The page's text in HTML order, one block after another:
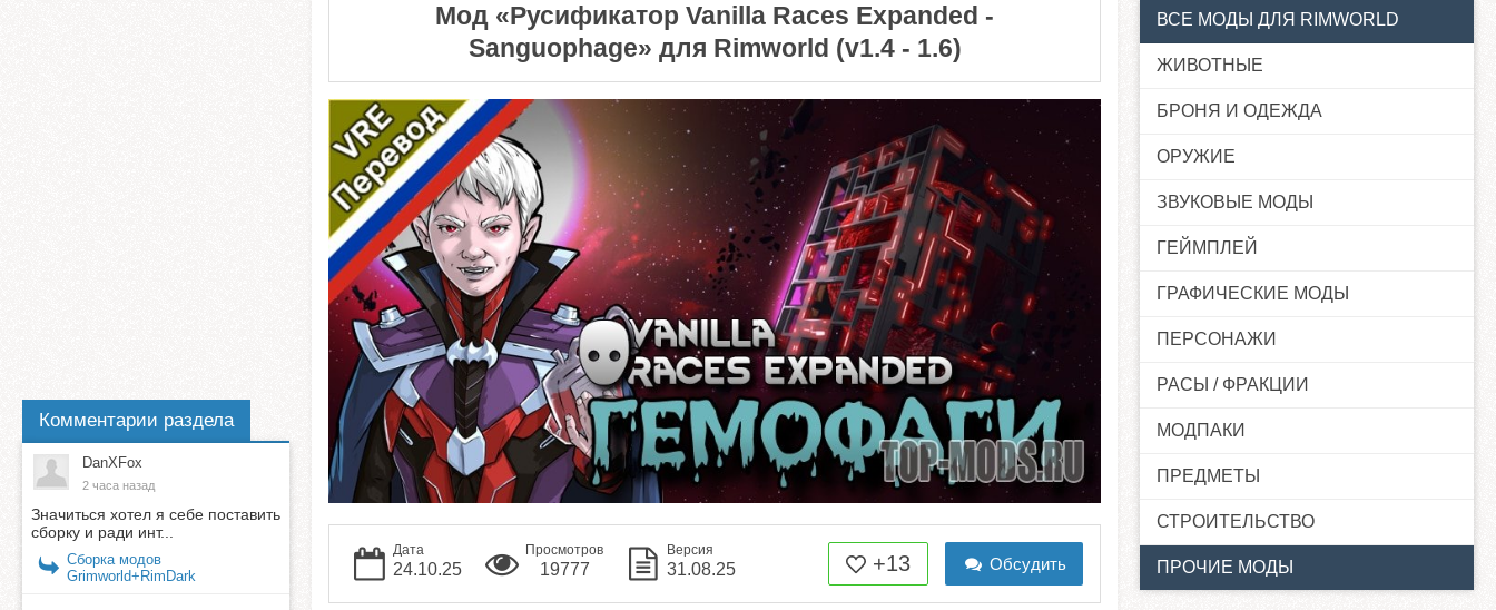
Мод «Русификатор Vanilla Races Expanded -
Sanguophage» для Rimworld (v1.4 - 1.6)
Дата
24.10.25
Просмотров
19777
Версия
31.08.25 +13 Обсудить
Комментарии раздела
DanXFox
2 часа назад
Значиться хотел я себе поставить
сборку и ради инт...
Сборка модов
Grimworld+RimDark
ВСЕ МОДЫ ДЛЯ RIMWORLD
ЖИВОТНЫЕ
БРОНЯ И ОДЕЖДА
ОРУЖИЕ
ЗВУКОВЫЕ МОДЫ
ГЕЙМПЛЕЙ
ГРАФИЧЕСКИЕ МОДЫ
ПЕРСОНАЖИ
РАСЫ / ФРАКЦИИ
МОДПАКИ
ПРЕДМЕТЫ
СТРОИТЕЛЬСТВО
ПРОЧИЕ МОДЫ